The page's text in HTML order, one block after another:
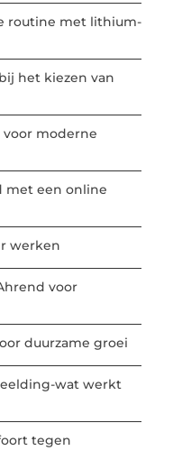
routine met lithium-
het kiezen van
moderne
met een online
werken
voor
duurzame groei
wat werkt
tegen